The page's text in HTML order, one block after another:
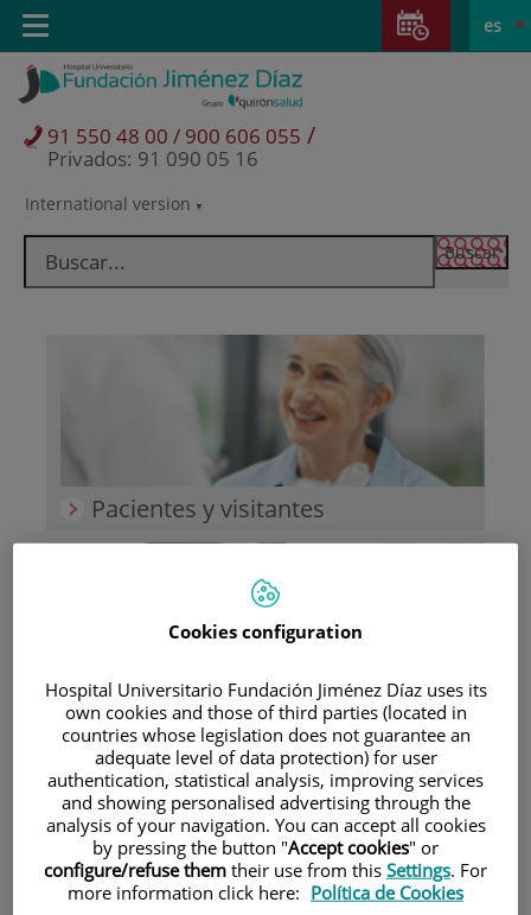
Saltar al contenido
Saltar
contenido
Selector
idioma
activo
es
International version
91 550 48 00 / 900 606 055 /
Privados: 91 090 05 16
Toggle
navigation
Pacientes y visitantes
Investigación
Cookies configuration
Hospital Universitario Fundación Jiménez Díaz uses its
own cookies and those of third parties (located in
countries whose legislation does not guarantee an
adequate level of data protection) for user
authentication, statistical analysis, improving services
and showing personalised advertising through the
analysis of your navigation. You can accept all cookies
by pressing the button "Accept cookies" or
configure/refuse them their use from this Settings. For
more information click here: Política de Cookies